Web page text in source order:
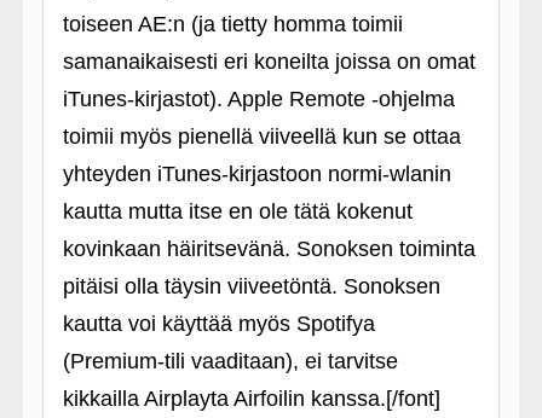
toiseen AE:n (ja tietty homma toimii
samanaikaisesti eri koneilta joissa on omat
iTunes-kirjastot). Apple Remote ‑ohjelma
toimii myös pienellä viiveellä kun se ottaa
yhteyden iTunes-kirjastoon normi-wlanin
kautta mutta itse en ole tätä kokenut
kovinkaan häiritsevänä. Sonoksen toiminta
pitäisi olla täysin viiveetöntä. Sonoksen
kautta voi käyttää myös Spotifya
(Premium-tili vaaditaan), ei tarvitse
kikkailla Airplayta Airfoilin kanssa.[/font]